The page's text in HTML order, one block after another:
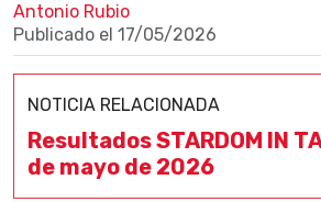
Antonio Rubio
Publicado el 17/05/2026
NOTICIA RELACIONADA
Resultados STARDOM IN
de mayo de 2026